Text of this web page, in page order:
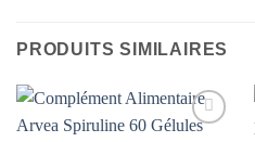
PRODUITS SIMILAIRES